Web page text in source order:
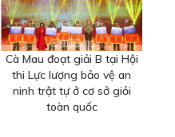
Cà Mau đoạt giải B tại Hội
thi Lực lượng bảo vệ an
ninh trật tự ở cơ sở giỏi
toàn quốc